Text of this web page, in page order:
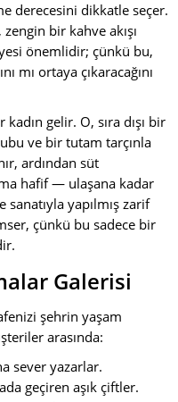
derecesini dikkatle seçer.
bir kahve akışı
önemlidir; çünkü bu,
mı ortaya çıkaracağını
gelir. O, sıra dışı bir
ve bir tutam tarçınla
ardından süt
hafif — ulaşana kadar
yapılmış zarif
çünkü bu sadece bir
Galerisi
şehrin yaşam
arasında:
sever yazarlar.
geçiren aşık çiftler.